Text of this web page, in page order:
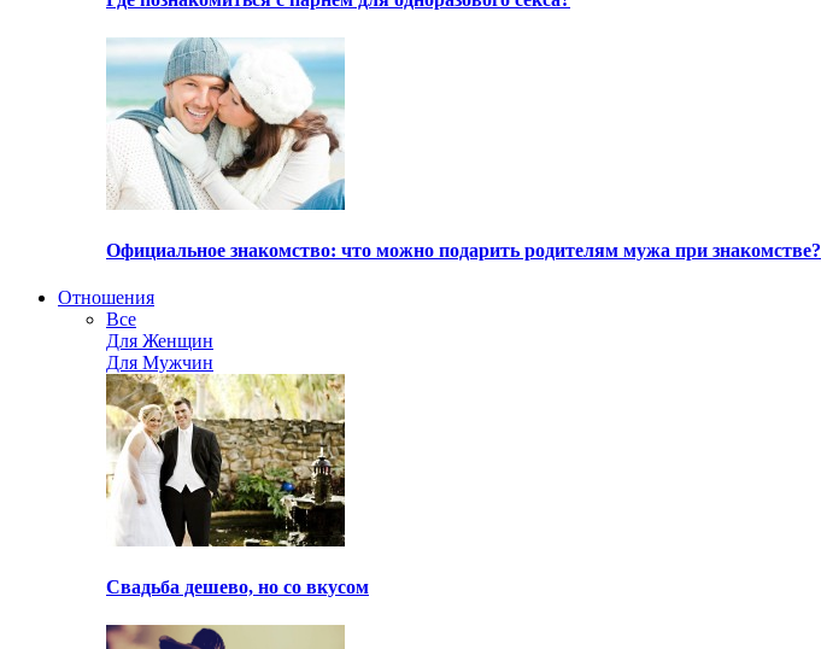
Официальное знакомство: что можно подарить родителям мужа при знакомстве?
Отношения
Все
Для Женщин
Для Мужчин
Свадьба дешево, но со вкусом